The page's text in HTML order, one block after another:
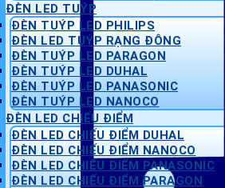
ĐÈN LED TUÝP
ĐÈN TUÝP LED PHILIPS
ĐÈN LED TUÝP RẠNG ĐÔNG
ĐÈN TUÝP LED PARAGON
ĐÈN TUÝP LED DUHAL
ĐÈN TUÝP LED PANASONIC
ĐÈN TUÝP LED NANOCO
ĐÈN LED CHIẾU ĐIỂM
ĐÈN LED CHIẾU ĐIỂM DUHAL
ĐÈN LED CHIẾU ĐIỂM NANOCO
ĐÈN LED CHIẾU ĐIỂM PANASONIC
ĐÈN LED CHIẾU ĐIỂM PARAGON